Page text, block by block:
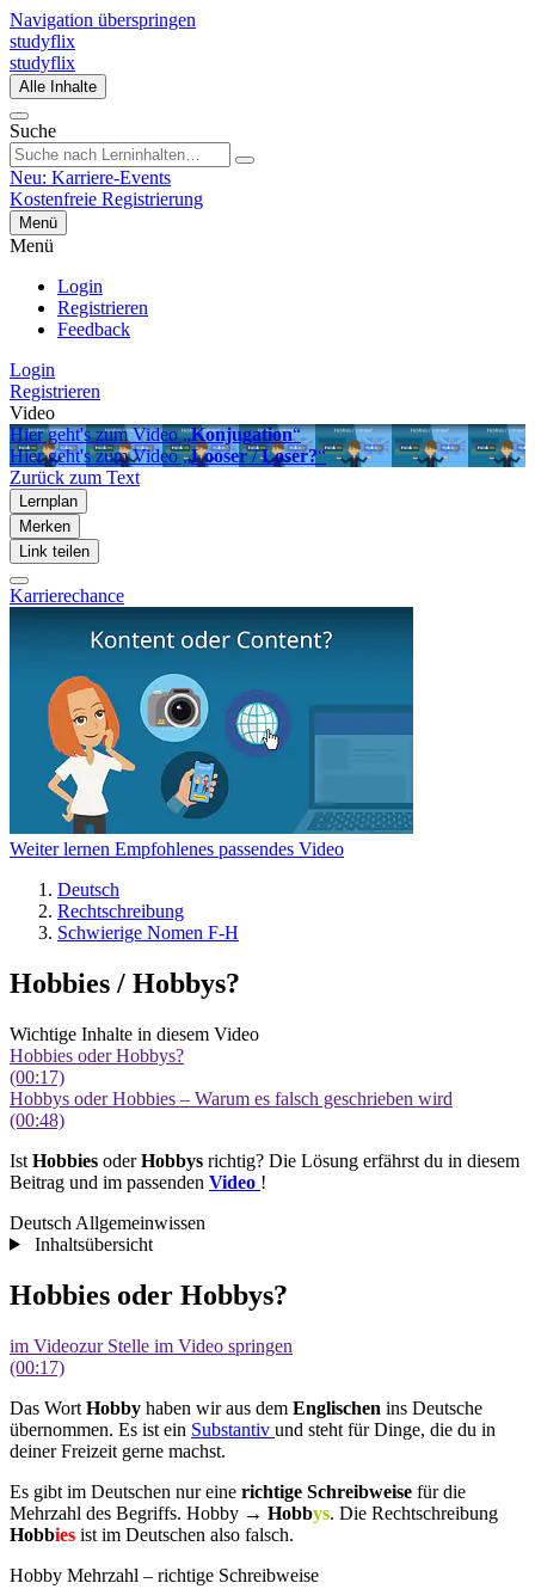
Navigation überspringen
studyflix
studyflix
Alle Inhalte
Suche
Neu: Karriere-Events
Kostenfreie Registrierung
Menü
Menü
Login
Registrieren
Feedback
Login
Registrieren
Video
Hier geht's zum Video „Konjugation“
Hier geht's zum Video „Looser / Loser?“
Zurück zum Text
Lernplan
Merken
Link teilen
Karrierechance
Weiter lernen Empfohlenes passendes Video
Deutsch
Rechtschreibung
Schwierige Nomen F-H
Hobbies / Hobbys?
Wichtige Inhalte in diesem Video
Hobbies oder Hobbys?
(00:17)
Hobbys oder Hobbies – Warum es falsch geschrieben wird
(00:48)
Ist Hobbies oderHobbys richtig? Die Lösung erfährst du in diesem
Beitrag und im passenden Video !
Deutsch Allgemeinwissen
Inhaltsübersicht
Hobbies oder Hobbys?
im Videozur Stelle im Video springen
(00:17)
Das Wort Hobby haben wir aus dem Englischen ins Deutsche
übernommen. Es ist ein Substantiv und steht für Dinge, die du in
deiner Freizeit gerne machst.
Es gibt im Deutschen nur eine richtige Schreibweise für die
Mehrzahl des Begriffs. Hobby → Hobbys. Die Rechtschreibung
Hobbies ist im Deutschen also falsch.
Hobby Mehrzahl – richtige Schreibweise